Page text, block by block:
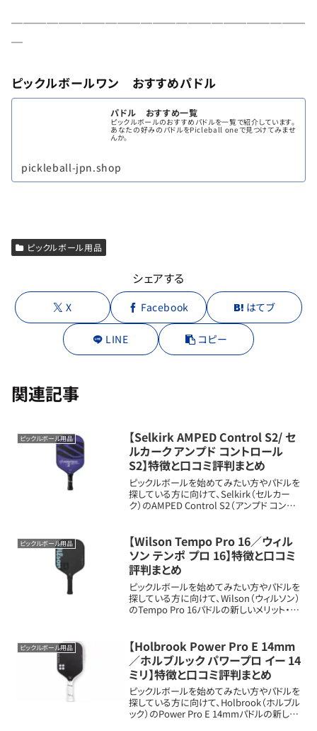
─────────────────────────
─
ピックルボールワン おすすめパドル
パドル おすすめ一覧
ピックルボールのおすすめパドルを一覧で紹介しています。
あなたの好みのパドルをPicleball oneで見つけてみませ
んか。
pickleball-jpn.shop
ピックルボール用品
シェアする
X Facebook はてブ
LINE コピー
関連記事
ピックルボール用品
【Selkirk AMPED Control S2/ セ
ルカーク アンプド コントロール
S2】特徴と口コミ評判まとめ
ピックルボールを始めてみたい方やパドルを
探している方に向けて、Selkirk（セルカー
ク）のAMPED Control S2（アンプド コント
ブランド：S...
ピックルボール用品
【Wilson Tempo Pro 16／ウィル
ソン テンポ プロ 16】特徴と口コミ
評判まとめ
ピックルボールを始めてみたい方やパドルを
探している方に向けて、Wilson（ウィルソン）
のTempo Pro 16パドルの新しいメリット・扱
（Raw Carbon...
ピックルボール用品
【Holbrook Power Pro E 14mm
／ホルブルック パワープロ イー 14
ミリ】特徴と口コミ評判まとめ
ピックルボールを始めてみたい方やパドルを
探している方に向けて、Holbrook（ホルブル
ック）のPower Pro E 14mmパドルの新しい